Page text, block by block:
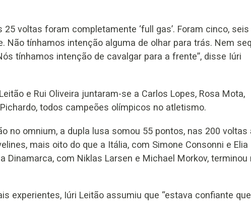
voltas foram completamente ‘full gas’. Foram cinco, seis
Não tínhamos intenção alguma de olhar para trás. Nem
tínhamos intenção de cavalgar para a frente”, disse Iúri
e Rui Oliveira juntaram-se a Carlos Lopes, Rosa Mota,
todos campeões olímpicos no atletismo.
no omnium, a dupla lusa somou 55 pontos, nas 200 voltas
mais oito do que a Itália, com Simone Consonni e Elia
Dinamarca, com Niklas Larsen e Michael Morkov, terminou
experientes, Iúri Leitão assumiu que “estava confiante que